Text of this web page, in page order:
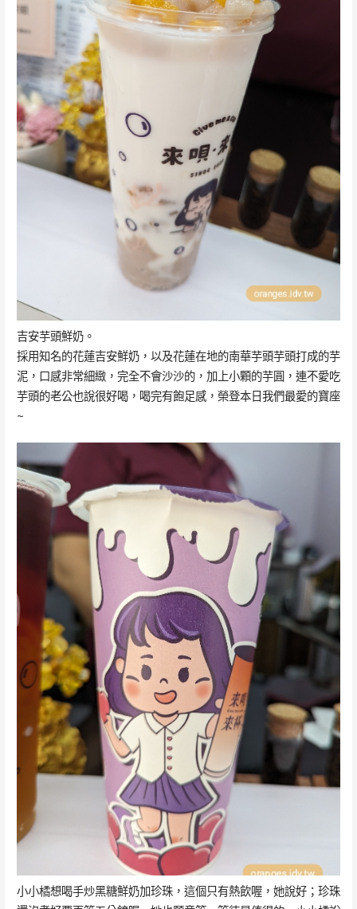
吉安芋頭鮮奶。
採用知名的花蓮吉安鮮奶，以及花蓮在地的南華芋頭芋頭打成的芋
泥，口感非常細緻，完全不會沙沙的，加上小顆的芋圓，連不愛吃
芋頭的老公也說很好喝，喝完有飽足感，榮登本日我們最愛的寶座
~
小小橘想喝手炒黑糖鮮奶加珍珠，這個只有熱飲喔，她說好；珍珠